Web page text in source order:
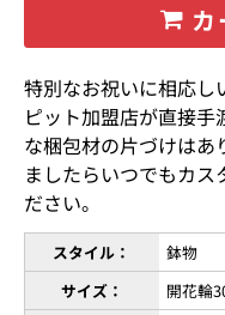
特別なお祝いに相応し
ピット加盟店が直接
な梱包材の片づけはあ
ましたらいつでもカス
ださい。
スタイル：
鉢物
サイズ：
開花輪